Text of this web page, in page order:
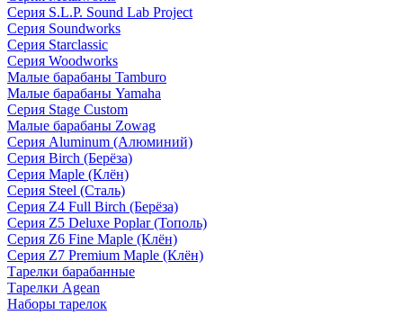
Серия S.L.P. Sound Lab Project
Серия Soundworks
Серия Starclassic
Серия Woodworks
Малые барабаны Tamburo
Малые барабаны Yamaha
Серия Stage Custom
Малые барабаны Zowag
Серия Aluminum (Алюминий)
Серия Birch (Берёза)
Серия Maple (Клён)
Серия Steel (Сталь)
Серия Z4 Full Birch (Берёза)
Серия Z5 Deluxe Poplar (Тополь)
Серия Z6 Fine Maple (Клён)
Серия Z7 Premium Maple (Клён)
Тарелки барабанные
Тарелки Agean
Наборы тарелок